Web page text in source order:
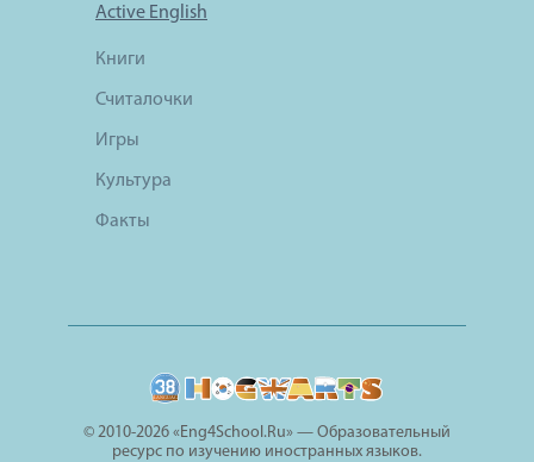
Active English
Книги
Считалочки
Игры
Культура
Факты
© 2010-2026 «Eng4School.Ru» — Образовательный
ресурс по изучению иностранных языков.